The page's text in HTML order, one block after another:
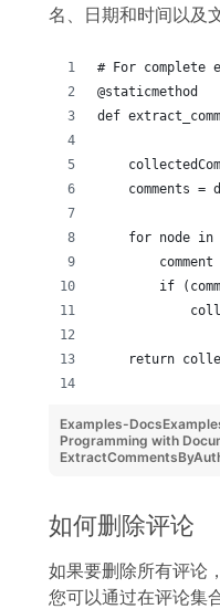
名、日期和时间以及
# For complete
@staticmethod
def
comments =
for node in
comment
if
return
Examples-
Programming with
如何删除评论
如果要删除所有评论
您可以通过在评论集